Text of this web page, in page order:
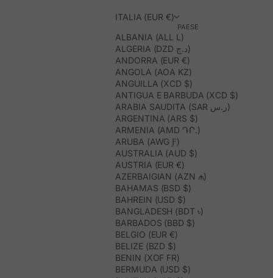
ITALIA (EUR €)
PAESE
ALBANIA (ALL L)
ALGERIA (DZD د.ج)
ANDORRA (EUR €)
ANGOLA (AOA KZ)
ANGUILLA (XCD $)
ANTIGUA E BARBUDA (XCD $)
ARABIA SAUDITA (SAR ر.س)
ARGENTINA (ARS $)
ARMENIA (AMD ԴՐ.)
ARUBA (AWG Ƒ)
AUSTRALIA (AUD $)
AUSTRIA (EUR €)
AZERBAIGIAN (AZN ₼)
BAHAMAS (BSD $)
BAHREIN (USD $)
BANGLADESH (BDT ৳)
BARBADOS (BBD $)
BELGIO (EUR €)
BELIZE (BZD $)
BENIN (XOF FR)
BERMUDA (USD $)